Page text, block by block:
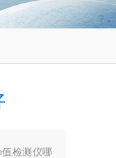
值检测仪哪